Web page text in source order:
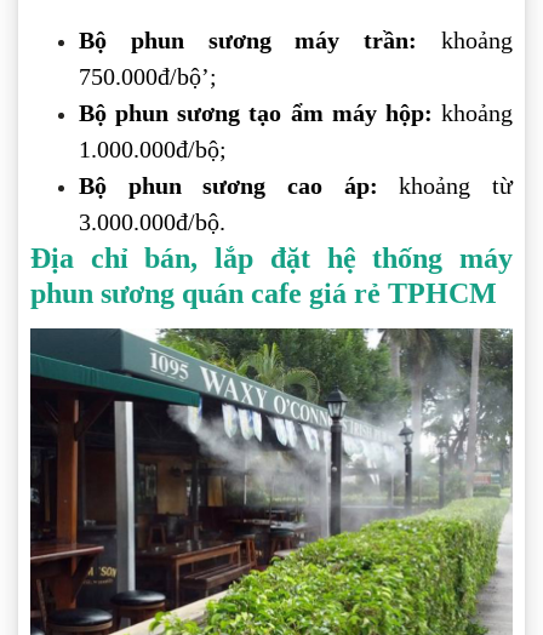
Bộ phun sương máy trần: khoảng
750.000đ/bộ’;
Bộ phun sương tạo ẩm máy hộp: khoảng
1.000.000đ/bộ;
Bộ phun sương cao áp: khoảng từ
3.000.000đ/bộ.
Địa chỉ bán, lắp đặt hệ thống máy
phun sương quán cafe giá rẻ TPHCM